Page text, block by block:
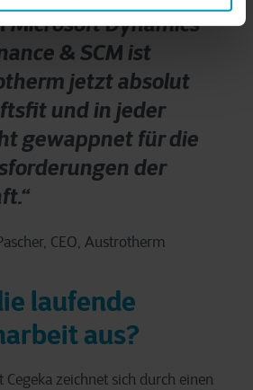
Microsoft Dynamics
& SCM ist
jetzt absolut
und in jeder
gewappnet für die
der
CEO, Austrotherm
laufende
aus?
Cegeka zeichnet sich durch einen